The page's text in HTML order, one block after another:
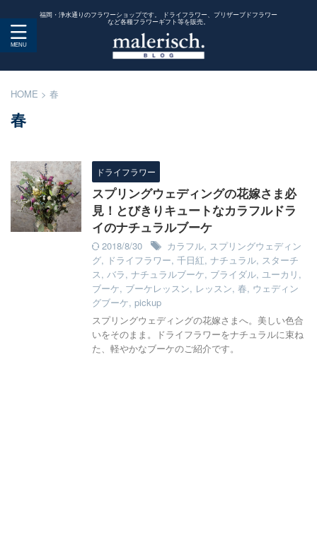
福岡・浄水通りのフラワーショップです。 ドライフラワー、プリザーブドフラワー
など各種フラワーギフト等を販売。
HOME > 春
春
ドライフラワー
スプリングウェディングの花嫁さま必
見！とびきりキュートなカラフルドラ
イのナチュラルブーケ
2018/8/30
カラフル, スプリングウェディン
グ, ドライフラワー, 千日紅, ナチュラル, スターチ
ス, バラ, ナチュラルブーケ, ブライダル, ユーカリ ,
ブーケ, ブーケレッスン, レッスン, 春, ウェディン
グブーケ, pickup
スプリングウェディングの花嫁さまへ。美しい色合
いをそのまま。ドライフラワーをナチュラルに束ね
た、軽やかなブーケのご紹介です。